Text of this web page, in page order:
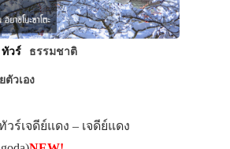
ทัวร์ ธรรมชาติ
วเอง
วร์เจดีย์แดง – เจดีย์แดง